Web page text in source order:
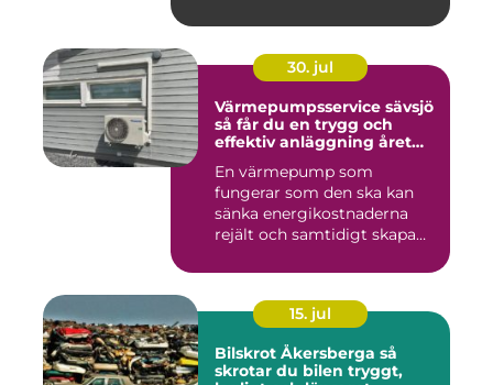
30. jul
Värmepumpsservice sävsjö
så får du en trygg och
effektiv anläggning året
En värmepump som
fungerar som den ska kan
sänka energikostnaderna
rejält och samtidigt skapa
15. jul
Bilskrot Åkersberga så
skrotar du bilen tryggt,